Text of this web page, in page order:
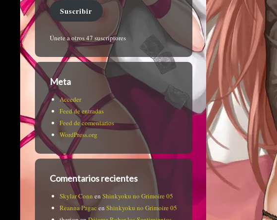
Suscribir
Únete a otros 47 suscriptores
Meta
Acceder
Feed de entradas
Feed de comentarios
WordPress.org
Comentarios recientes
Skylar Conn en Shinkyoku no Grimoire 05
Reanna Pagac en Shinkyoku no Grimoire 05